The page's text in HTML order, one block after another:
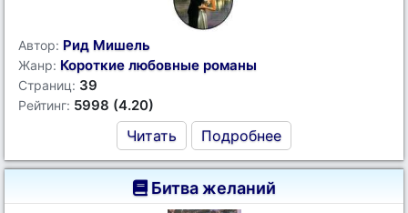
Автор: Рид Мишель
Жанр: Короткие любовные романы
Страниц: 39
Рейтинг: 5998 (4.20)
Читать Подробнее
Битва желаний